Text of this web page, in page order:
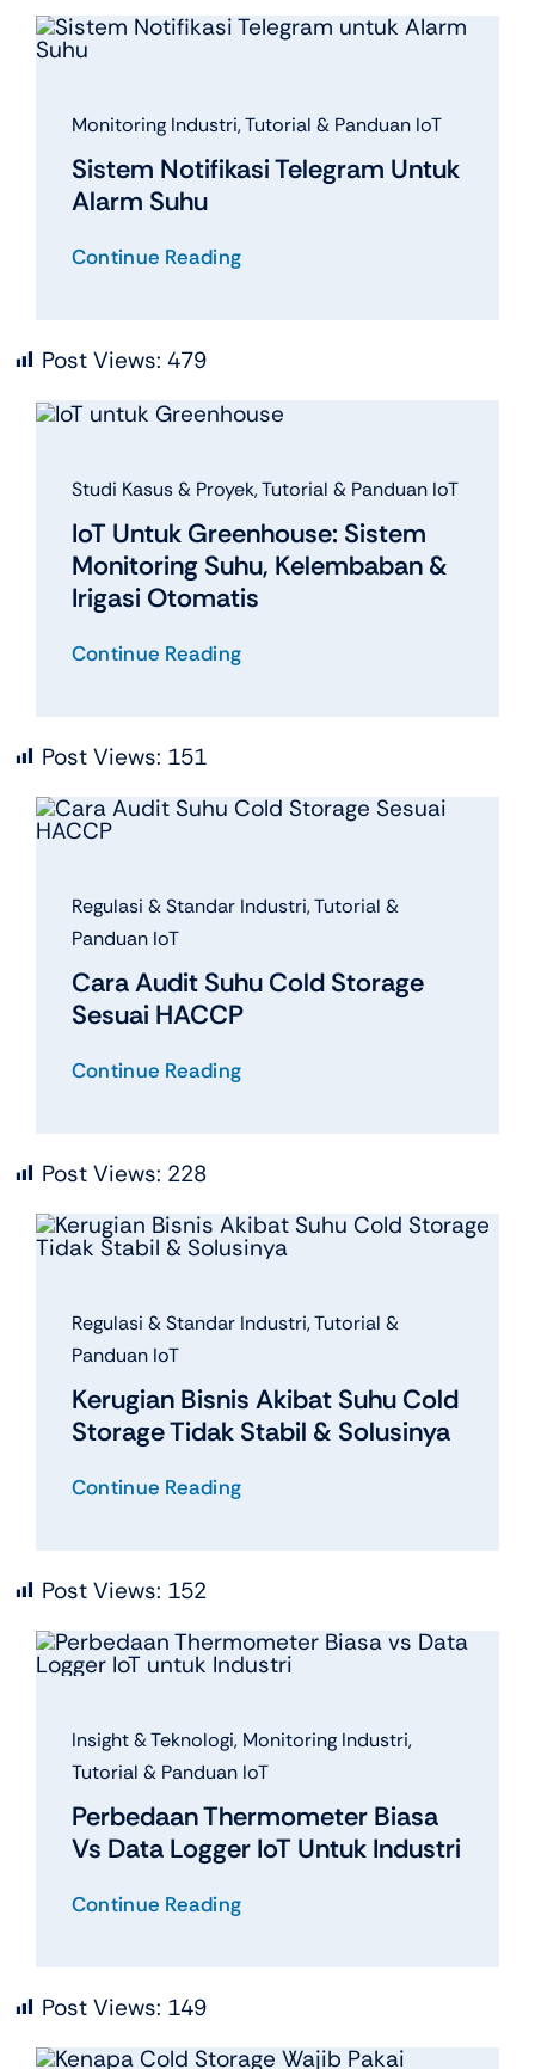
Monitoring Industri,Tutorial & Panduan IoT
Sistem Notifikasi Telegram Untuk
Alarm Suhu
Continue Reading
Post Views: 479
Studi Kasus & Proyek,Tutorial & Panduan IoT
IoT Untuk Greenhouse: Sistem
Monitoring Suhu, Kelembaban &
Irigasi Otomatis
Continue Reading
Post Views: 151
Regulasi & Standar Industri,Tutorial &
Panduan IoT
Cara Audit Suhu Cold Storage
Sesuai HACCP
Continue Reading
Post Views: 228
Regulasi & Standar Industri,Tutorial &
Panduan IoT
Kerugian Bisnis Akibat Suhu Cold
Storage Tidak Stabil & Solusinya
Continue Reading
Post Views: 152
Insight & Teknologi, Monitoring Industri,
Tutorial & Panduan IoT
Perbedaan Thermometer Biasa
Vs Data Logger IoT Untuk Industri
Continue Reading
Post Views: 149